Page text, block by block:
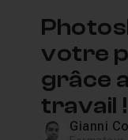
votre
grâce
travail !
Gianni